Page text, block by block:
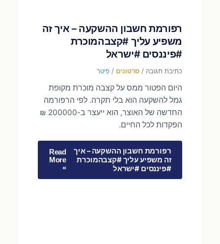
רפורמת חשבון ההשקעה – איך זה
משפיע עליך #קצבהמוכרת
#פיננסים #ישראל
כתיבת תגובה /סרטונים /פיטר
היום הפטור ממס על קצבה מוכרת מקופת
גמל להשקעה הוא בלי תקרה. לפי הרפורמה
החדשה של האוצר, הוא ייעצר ב-200000 ₪
הפקדות לכל החיים.
רפורמת חשבון ההשקעה – איך
זה משפיע עליך #קצבהמוכרת
#פיננסים #ישראל
Read
More
»